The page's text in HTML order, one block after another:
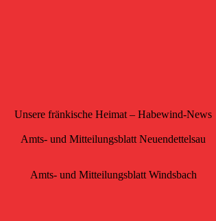
Unsere fränkische Heimat – Habewind-News
Amts- und Mitteilungsblatt Neuendettelsau
Amts- und Mitteilungsblatt Windsbach